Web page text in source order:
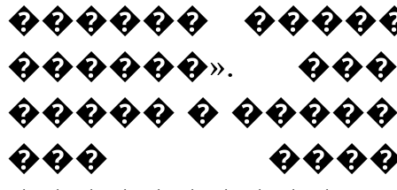
������
������».
����� �
���